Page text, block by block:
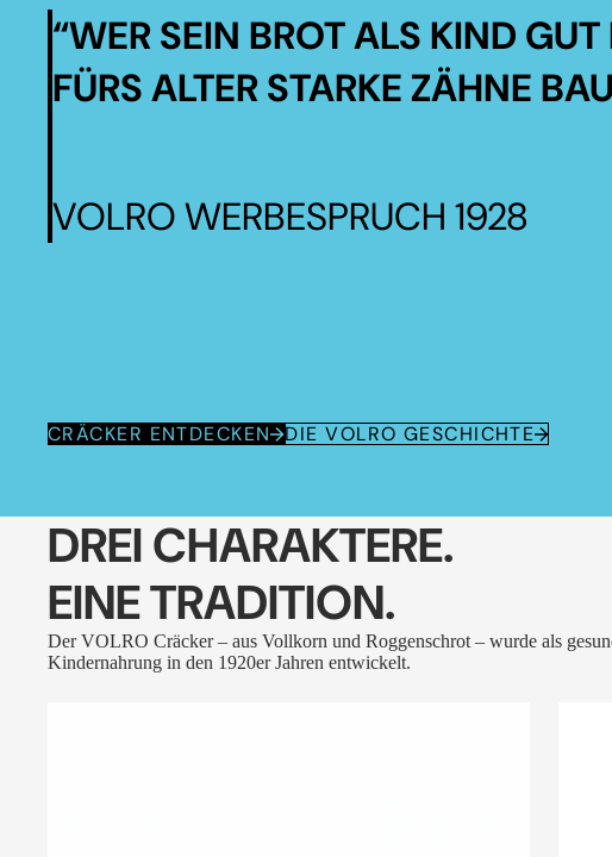
“WER SEIN BROT ALS KIND GUT
FÜRS ALTER STARKE ZÄHNE
VOLRO WERBESPRUCH 1928
CRÄCKER ENTDECKEN DIE VOLRO GESCHICHTE
DREI CHARAKTERE.
EINE TRADITION.
Der VOLRO Cräcker – aus Vollkorn und Roggenschrot – wurde als
Kindernahrung in den 1920er Jahren entwickelt.